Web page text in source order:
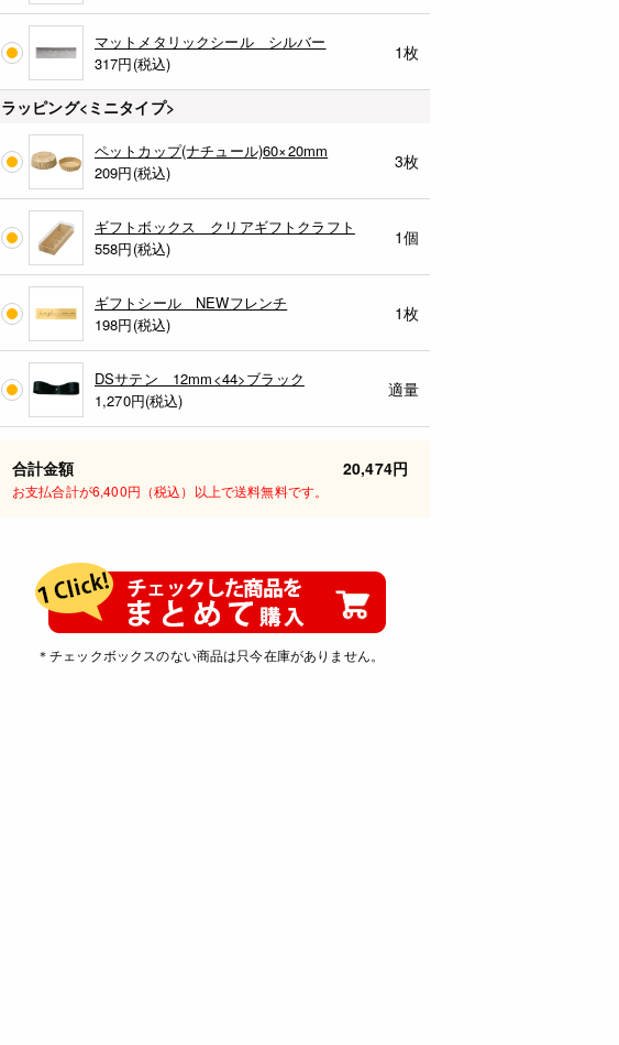
マットメタリックシール シルバー
317円(税込)
1枚
ラッピング<ミニタイプ>
ペットカップ(ナチュール)60×20mm
209円(税込)
3枚
ギフトボックス クリアギフトクラフト
558円(税込)
1個
ギフトシール NEWフレンチ
198円(税込)
1枚
DSサテン 12mm<44>ブラック
1,270円(税込)
適量
合計金額 20,474円
お支払合計が6,400円（税込）以上で送料無料です。
＊チェックボックスのない商品は只今在庫がありません。